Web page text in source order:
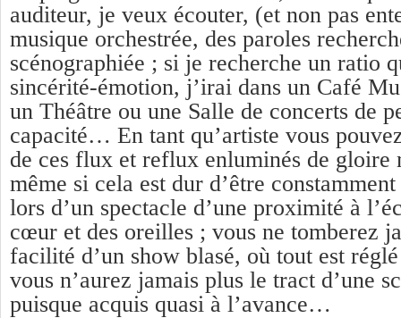
auditeur, je veux écouter, (et non pas
musique orchestrée, des paroles
scénographiée ; si je recherche un ratio
sincérité-émotion, j’irai dans un Café
un Théâtre ou une Salle de concerts de
capacité… En tant qu’artiste vous
de ces flux et reflux enluminés de gloire
même si cela est dur d’être
lors d’un spectacle d’une proximité à
cœur et des oreilles ; vous ne tomberez
facilité d’un show blasé, où tout est
vous n’aurez jamais plus le tract d’une
puisque acquis quasi à l’avance…